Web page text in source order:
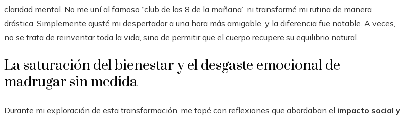
claridad mental. No me uní al famoso “club de las 8 de la mañana” ni transformé mi rutina de manera
drástica. Simplemente ajusté mi despertador a una hora más amigable, y la diferencia fue notable. A veces,
no se trata de reinventar toda la vida, sino de permitir que el cuerpo recupere su equilibrio natural.
La saturación del bienestar y el desgaste emocional de
madrugar sin medida
Durante mi exploración de esta transformación, me topé con reflexiones que abordaban el impacto social y